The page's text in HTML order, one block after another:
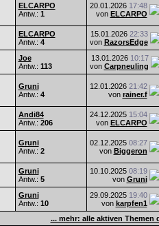
ELCARPO
Antw.: 1
20.01.2026 17:48
von ELCARPO
ELCARPO
Antw.: 4
15.01.2026 22:33
von RazorsEdge
Joe
Antw.: 113
13.01.2026 10:17
von Carpneuling
Gruni
Antw.: 4
12.01.2026 21:42
von rainer.f
Andi84
Antw.: 206
24.12.2025 15:04
von ELCARPO
Gruni
Antw.: 2
02.12.2025 08:27
von Biggeron
Gruni
Antw.: 5
10.10.2025 08:19
von Gruni
Gruni
Antw.: 10
29.09.2025 19:40
von karpfen1
... mehr: alle aktiven Themen